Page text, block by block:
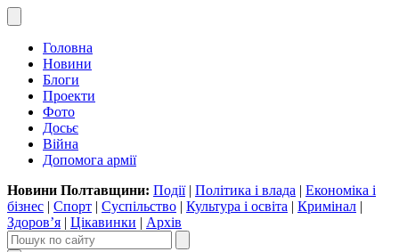
Головна
Новини
Блоги
Проекти
Фото
Досьє
Війна
Допомога армії
Новини Полтавщини: Події| Політика і влада | Економіка і
бізнес | Спорт | Суспільство | Культура і освіта | Кримінал |
Здоров’я | Цікавинки | Архів